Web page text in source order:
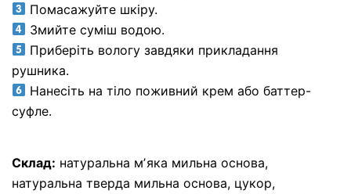
Помасажуйте шкіру.
Змийте суміш водою.
Приберіть вологу завдяки прикладання
рушника.
Нанесіть на тіло поживний крем або баттер-
суфле.
Склад: натуральна мʼяка мильна основа,
натуральна тверда мильна основа, цукор,